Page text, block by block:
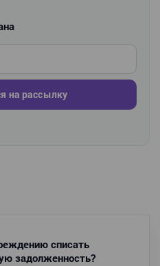
на рассылку
списать
задолженность?